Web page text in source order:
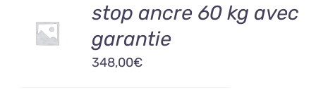
AU
PANIER
stop ancre 60 kg avec
garantie
348,00€